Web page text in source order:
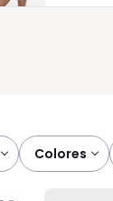
colores